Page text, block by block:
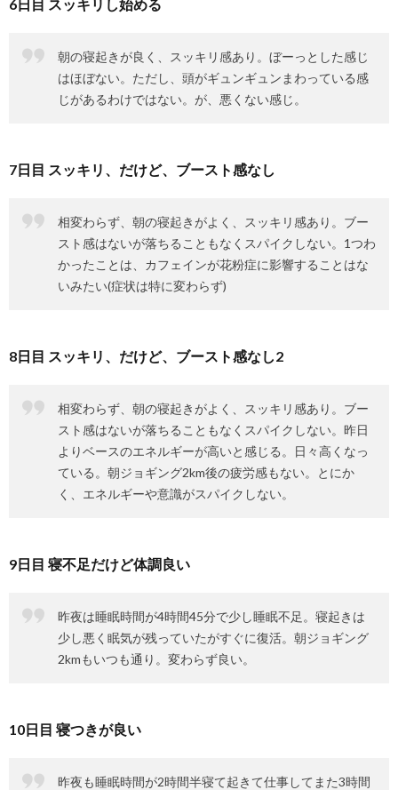
6日目 スッキリし始める
朝の寝起きが良く、スッキリ感あり。ぼーっとした感じ
はほぼない。ただし、頭がギュンギュンまわっている感
じがあるわけではない。が、悪くない感じ。
7日目 スッキリ、だけど、ブースト感なし
相変わらず、朝の寝起きがよく、スッキリ感あり。ブー
スト感はないが落ちることもなくスパイクしない。1つわ
かったことは、カフェインが花粉症に影響することはな
いみたい(症状は特に変わらず)
8日目 スッキリ、だけど、ブースト感なし2
相変わらず、朝の寝起きがよく、スッキリ感あり。ブー
スト感はないが落ちることもなくスパイクしない。昨日
よりベースのエネルギーが高いと感じる。日々高くなっ
ている。朝ジョギング2km後の疲労感もない。とにか
く、エネルギーや意識がスパイクしない。
9日目 寝不足だけど体調良い
昨夜は睡眠時間が4時間45分で少し睡眠不足。寝起きは
少し悪く眠気が残っていたがすぐに復活。朝ジョギング
2kmもいつも通り。変わらず良い。
10日目 寝つきが良い
昨夜も睡眠時間が2時間半寝て起きて仕事してまた3時間